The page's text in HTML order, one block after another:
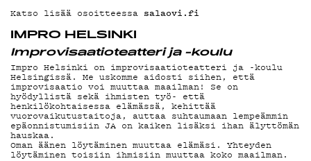
KIRJAUDU SISÄÄN
Katso lisää osoitteessa salaovi.fi
IMPRO HELSINKI
Improvisaatio­teatteri ja -koulu
Impro Helsinki on improvisaatioteatteri ja -koulu
Helsingissä. Me uskomme aidosti siihen, että
improvisaatio voi muuttaa maailman! Se on
hyödyllistä sekä ihmisten työ- että
henkilökohtaisessa elämässä, kehittää
vuorovaikutustaitoja, auttaa suhtaumaan lempeämmin
epäonnistumisiin JA on kaiken lisäksi ihan älyttömän
hauskaa.
Oman äänen löytäminen muuttaa elämäsi. Yhteyden
löytäminen toisiin ihmisiin muuttaa koko maailman.